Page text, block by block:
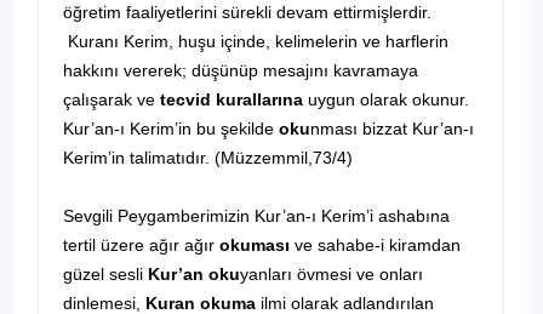
öğretim faaliyetlerini sürekli devam ettirmişlerdir.
Kuranı Kerim, huşu içinde, kelimelerin ve harflerin
hakkını vererek; düşünüp mesajını kavramaya
çalışarak ve tecvid kurallarına uygun olarak okunur.
Kur’an-ı Kerim’in bu şekilde okunması bizzat Kur’an-ı
Kerim’in talimatıdır. (Müzzemmil,73/4)
Sevgili Peygamberimizin Kur’an-ı Kerim’i ashabına
tertil üzere ağır ağır okuması ve sahabe-i kiramdan
güzel sesli Kur’an okuyanları övmesi ve onları
dinlemesi, Kuran okuma ilmi olarak adlandırılan